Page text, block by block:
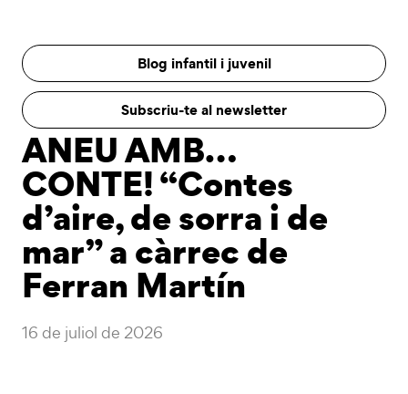
Blog infantil i juvenil
Subscriu-te al newsletter
ANEU AMB…
CONTE! “Contes
d’aire, de sorra i de
mar” a càrrec de
Ferran Martín
16 de juliol de 2026